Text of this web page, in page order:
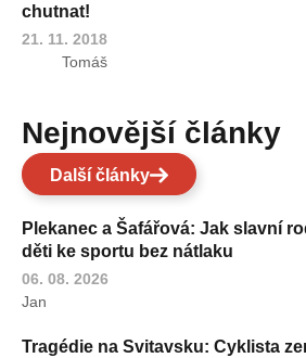
chutnat!
21. 11. 2018
Tomáš
Nejnovější články
Další články
Plekanec a Šafářová: Jak slavní
děti ke sportu bez nátlaku
06. 08. 2026
Jan
Tragédie na Svitavsku: Cyklista